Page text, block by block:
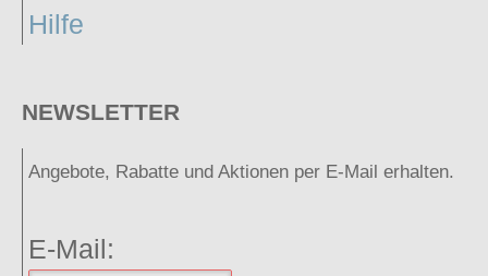
Hilfe
NEWSLETTER
Angebote, Rabatte und Aktionen per E-Mail erhalten.
E-Mail: